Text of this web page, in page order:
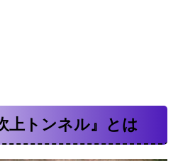
上トンネル』とは